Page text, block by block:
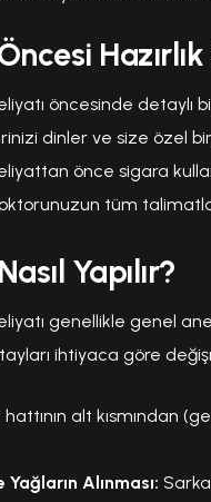
öncesinde detaylı
dinler ve size özel
önce sigara
tüm
Yapılır?
genellikle genel
ihtiyaca göre
hattının alt kısmından
Alınması: